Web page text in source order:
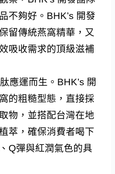
不夠好。BHK’s 開發
留傳統燕窩精華，又
吸收需求的頂級滋補
應運而生。BHK’s 開
的粗糙型態，直接採
物，並搭配台灣在地
萃，確保消費者喝下
Q彈與紅潤氣色的具